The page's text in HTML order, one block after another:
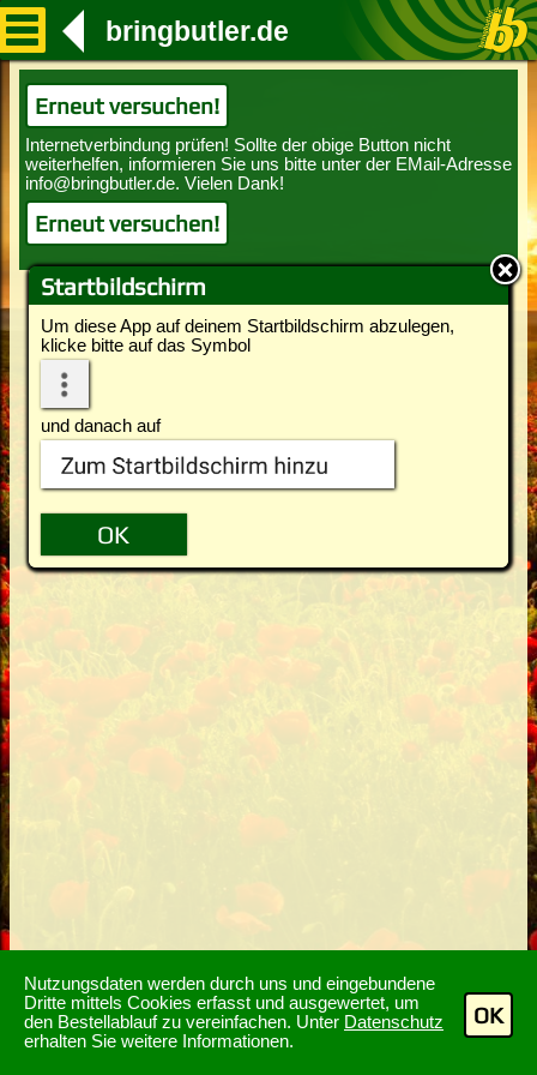
Nutzungsdaten werden durch uns und eingebundene
Dritte mittels Cookies erfasst und ausgewertet, um
den Bestellablauf zu vereinfachen. Unter Datenschutz
erhalten Sie weitere Informationen.
OK
Startbildschirm
Um diese App auf deinem Startbildschirm abzulegen,
klicke bitte auf das Symbol
und danach auf
bringbutler.de
Erneut versuchen!
Erneut versuchen!